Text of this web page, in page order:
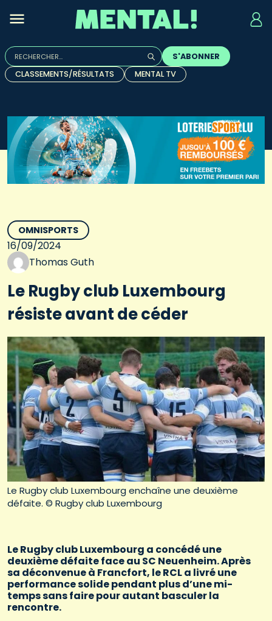
Rechercher :
Quand les résultats de l'auto-complétion sont
S'ABONNER
CLASSEMENTS/RÉSULTATS
MENTAL TV
Le Rugby club Luxembourg enchaîne une deuxième
défaite. © Rugby club Luxembourg
OMNISPORTS
16/09/2024
Thomas Guth
Le Rugby club Luxembourg
résiste avant de céder
Le Rugby club Luxembourg a concédé une
deuxième défaite face au SC Neuenheim. Après
sa déconvenue à Francfort, le RCL a livré une
performance solide pendant plus d’une mi-
temps sans faire pour autant basculer la
rencontre.